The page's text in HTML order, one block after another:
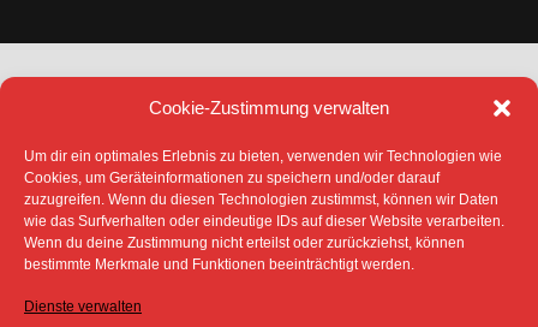
Cookie-Zustimmung verwalten
Um dir ein optimales Erlebnis zu bieten, verwenden wir Technologien wie
Cookies, um Geräteinformationen zu speichern und/oder darauf
zuzugreifen. Wenn du diesen Technologien zustimmst, können wir Daten
wie das Surfverhalten oder eindeutige IDs auf dieser Website verarbeiten.
Wenn du deine Zustimmung nicht erteilst oder zurückziehst, können
bestimmte Merkmale und Funktionen beeinträchtigt werden.
Dienste verwalten
DATENSCHUTZ
IMPRESSUM
COOKIE-RICHTLINIE (EU)
SÄMTLICHE TEXTE, BILDER UND ANDERE
SOFERN NICHT ANDERS GEKENNZEICHNET- DEM
COPYRIGHT DES SPREEBOTE ONLINE ODER WERDEN